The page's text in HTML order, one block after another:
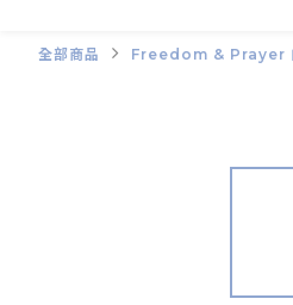
全部商品 Freedom & Prayer